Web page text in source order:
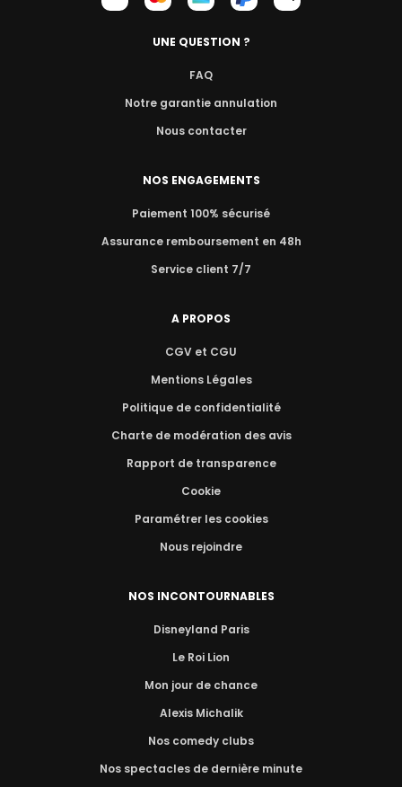
UNE QUESTION ?
FAQ
Notre garantie annulation
Nous contacter
NOS ENGAGEMENTS
Paiement 100% sécurisé
Assurance remboursement en 48h
Service client 7/7
A PROPOS
CGV et CGU
Mentions Légales
Politique de confidentialité
Charte de modération des avis
Rapport de transparence
Cookie
Paramétrer les cookies
Nous rejoindre
NOS INCONTOURNABLES
Disneyland Paris
Le Roi Lion
Mon jour de chance
Alexis Michalik
Nos comedy clubs
Nos spectacles de dernière minute